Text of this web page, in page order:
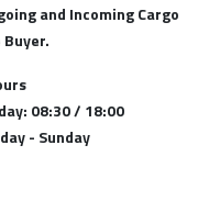
and Incoming Cargo
08:30 / 18:00
- Sunday